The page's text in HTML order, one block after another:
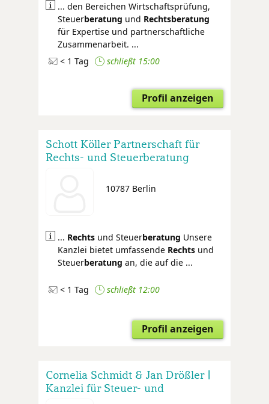
... den Bereichen Wirtschaftsprüfung,
Steuerberatung und Rechtsberatung
für Expertise und partnerschaftliche
Zusammenarbeit. ...
< 1 Tag
schließt 15:00
Profil anzeigen
Schott Köller Partnerschaft für
Rechts- und Steuerberatung
10787 Berlin
... Rechts und Steuerberatung Unsere
Kanzlei bietet umfassende Rechts und
Steuerberatung an, die auf die ...
< 1 Tag schließt 12:00
Profil anzeigen
Cornelia Schmidt & Jan Drößler |
Kanzlei für Steuer- und